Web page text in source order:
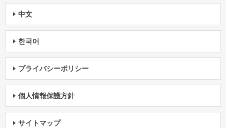
中文
한국어
プライバシーポリシー
個人情報保護方針
サイトマップ